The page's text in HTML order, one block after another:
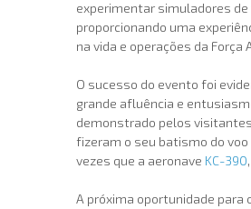
experimentar simuladores de
proporcionando uma
na vida e operações da Força
O sucesso do evento foi
grande afluência e
demonstrado pelos
fizeram o seu batismo do
vezes que a aeronave KC-390
A próxima oportunidade para